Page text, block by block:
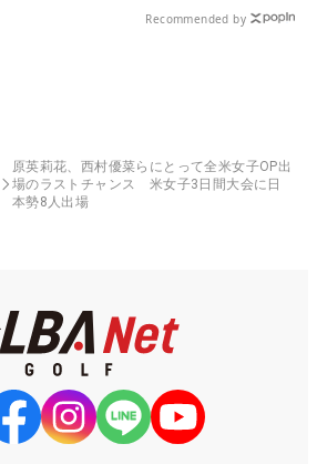
Recommended by
原英莉花、西村優菜らにとって全米女子OP出
場のラストチャンス 米女子3日間大会に日
本勢8人出場